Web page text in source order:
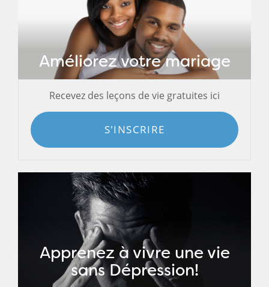
Améliorez votre mariage
Recevez des leçons de vie gratuites ici
S'INSCRIRE
Apprenez à vivre une vie
sans Dépression!